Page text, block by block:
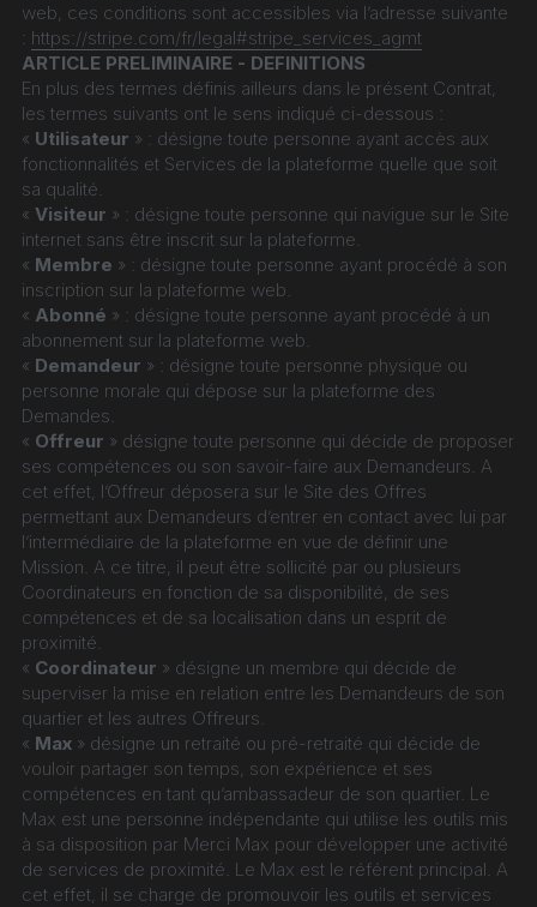
web, ces conditions sont accessibles via l’adresse suivante
: https://stripe.com/fr/legal#stripe_services_agmt
ARTICLE PRELIMINAIRE - DEFINITIONS
En plus des termes définis ailleurs dans le présent Contrat,
les termes suivants ont le sens indiqué ci-dessous :
« Utilisateur » : désigne toute personne ayant accès aux
fonctionnalités et Services de la plateforme quelle que soit
sa qualité.
« Visiteur » : désigne toute personne qui navigue sur le Site
internet sans être inscrit sur la plateforme.
« Membre » : désigne toute personne ayant procédé à son
inscription sur la plateforme web.
« Abonné » : désigne toute personne ayant procédé à un
abonnement sur la plateforme web.
« Demandeur » : désigne toute personne physique ou
personne morale qui dépose sur la plateforme des
Demandes.
« Offreur » désigne toute personne qui décide de proposer
ses compétences ou son savoir-faire aux Demandeurs. A
cet effet, l’Offreur déposera sur le Site des Offres
permettant aux Demandeurs d’entrer en contact avec lui par
l’intermédiaire de la plateforme en vue de définir une
Mission. A ce titre, il peut être sollicité par ou plusieurs
Coordinateurs en fonction de sa disponibilité, de ses
compétences et de sa localisation dans un esprit de
proximité.
« Coordinateur » désigne un membre qui décide de
superviser la mise en relation entre les Demandeurs de son
quartier et les autres Offreurs.
« Max » désigne un retraité ou pré-retraité qui décide de
vouloir partager son temps, son expérience et ses
compétences en tant qu’ambassadeur de son quartier. Le
Max est une personne indépendante qui utilise les outils mis
à sa disposition par Merci Max pour développer une activité
de services de proximité. Le Max est le référent principal. A
cet effet, il se charge de promouvoir les outils et services